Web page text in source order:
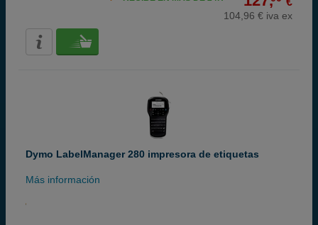
104,96 € iva ex
Dymo LabelManager 280 impresora de etiquetas
Más información